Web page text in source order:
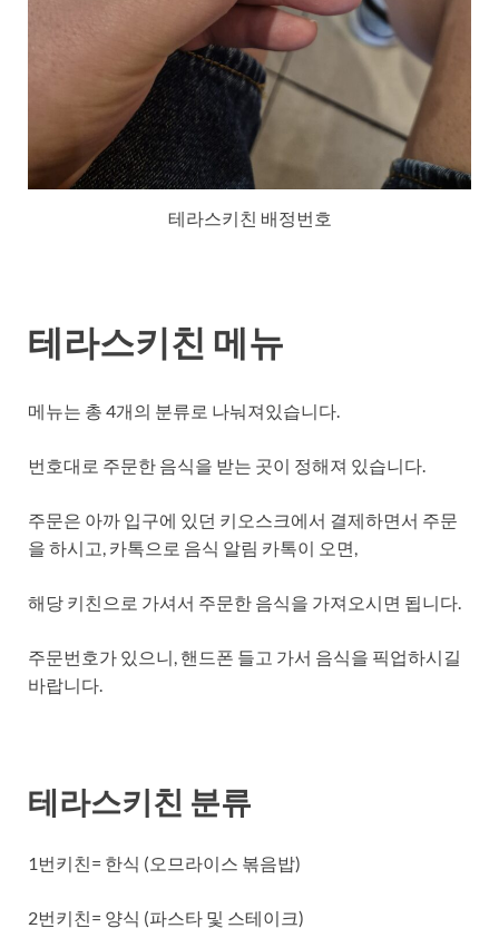
테라스키친 배정번호
테라스키친 메뉴
메뉴는 총 4개의 분류로 나눠져있습니다.
번호대로 주문한 음식을 받는 곳이 정해져 있습니다.
주문은 아까 입구에 있던 키오스크에서 결제하면서 주문
을 하시고, 카톡으로 음식 알림 카톡이 오면,
해당 키친으로 가셔서 주문한 음식을 가져오시면 됩니다.
주문번호가 있으니, 핸드폰 들고 가서 음식을 픽업하시길
바랍니다.
테라스키친 분류
1번키친= 한식 (오므라이스 볶음밥)
2번키친= 양식 (파스타 및 스테이크)